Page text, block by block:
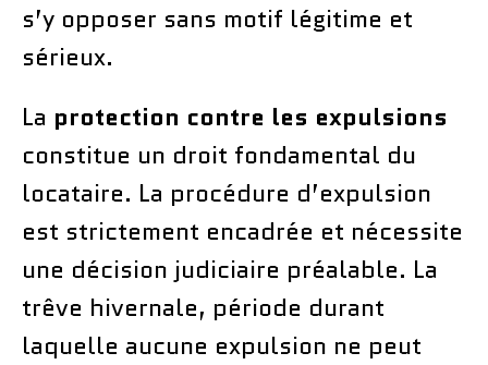
s’y opposer sans motif légitime et
sérieux.
La protection contre les expulsions
constitue un droit fondamental du
locataire. La procédure d’expulsion
est strictement encadrée et nécessite
une décision judiciaire préalable. La
trêve hivernale, période durant
laquelle aucune expulsion ne peut